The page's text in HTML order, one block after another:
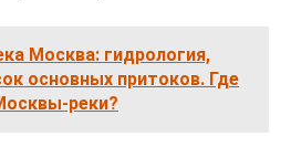
Москва: гидрология,
основных притоков. Где
реки?